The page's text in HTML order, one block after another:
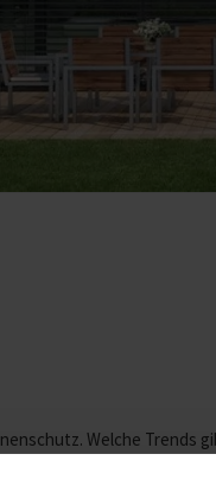
Welche Trends
oder die